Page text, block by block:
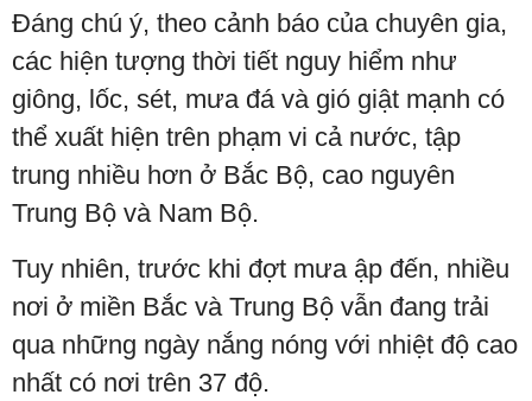
Đáng chú ý, theo cảnh báo của chuyên gia,
các hiện tượng thời tiết nguy hiểm như
giông, lốc, sét, mưa đá và gió giật mạnh có
thể xuất hiện trên phạm vi cả nước, tập
trung nhiều hơn ở Bắc Bộ, cao nguyên
Trung Bộ và Nam Bộ.
Tuy nhiên, trước khi đợt mưa ập đến, nhiều
nơi ở miền Bắc và Trung Bộ vẫn đang trải
qua những ngày nắng nóng với nhiệt độ cao
nhất có nơi trên 37 độ.